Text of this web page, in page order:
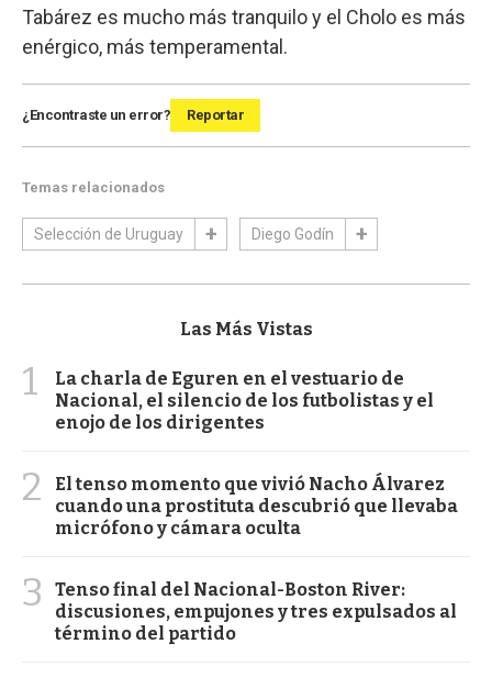
Tabárez es mucho más tranquilo y el Cholo es más
enérgico, más temperamental.
¿Encontraste un error? Reportar
Temas relacionados
Selección de Uruguay Diego Godín
Las Más Vistas
1
La charla de Eguren en el vestuario de
Nacional, el silencio de los futbolistas y el
enojo de los dirigentes
2
El tenso momento que vivió Nacho Álvarez
cuando una prostituta descubrió que llevaba
micrófono y cámara oculta
3
Tenso final del Nacional-Boston River:
discusiones, empujones y tres expulsados al
término del partido